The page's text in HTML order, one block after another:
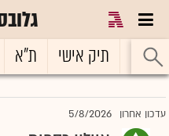
ראשי תיק אישי ת"א
עדכון אחרון 5/8/2026